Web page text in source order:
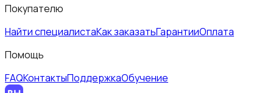
Покупателю
Найти специалистаКак заказатьГарантииОплата
Помощь
FAQКонтактыПоддержкаОбучение